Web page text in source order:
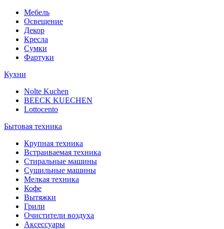
Мебель
Освещение
Декор
Кресла
Сумки
Фартуки
Кухни
Nolte Kuchen
BEECK KUECHEN
Lottocento
Бытовая техника
Крупная техника
Встраиваемая техника
Стиральные машины
Сушильные машины
Мелкая техника
Кофе
Вытяжки
Грили
Очистители воздуха
Аксессуары